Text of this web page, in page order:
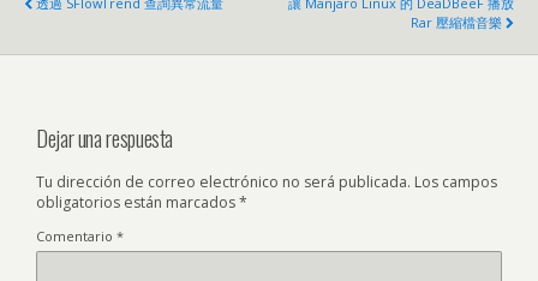
Rar 壓縮檔音樂
Dejar una respuesta
Tu dirección de correo electrónico no será publicada. Los campos
obligatorios están marcados*
Comentario *